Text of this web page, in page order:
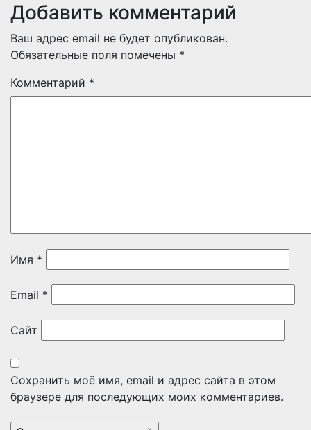
Добавить комментарий
Ваш адрес email не будет опубликован.
Обязательные поля помечены *
Комментарий *
Имя *
Email *
Сайт
Сохранить моё имя, email и адрес сайта в этом
браузере для последующих моих комментариев.